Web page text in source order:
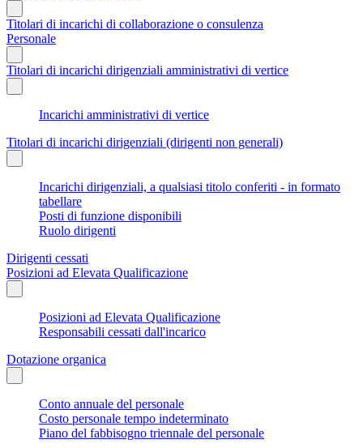
Titolari di incarichi di collaborazione o consulenza
Personale
Titolari di incarichi dirigenziali amministrativi di vertice
Incarichi amministrativi di vertice
Titolari di incarichi dirigenziali (dirigenti non generali)
Incarichi dirigenziali, a qualsiasi titolo conferiti - in formato
tabellare
Posti di funzione disponibili
Ruolo dirigenti
Dirigenti cessati
Posizioni ad Elevata Qualificazione
Posizioni ad Elevata Qualificazione
Responsabili cessati dall'incarico
Dotazione organica
Conto annuale del personale
Costo personale tempo indeterminato
Piano del fabbisogno triennale del personale